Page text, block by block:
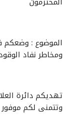
الموضوع : وضعكم
ومخاطر نفاد
تهديكم دائرة
وتتمنى لكم